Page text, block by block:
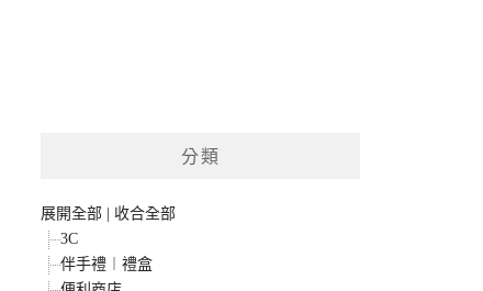
分類
展開全部
收合全部
3C
伴手禮︱禮盒